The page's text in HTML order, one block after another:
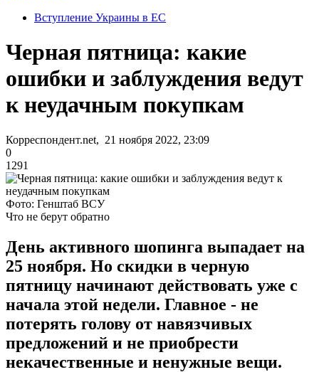
Вступление Украины в ЕС
Черная пятница: какие
ошибки и заблуждения ведут
к неудачным покупкам
Корреспондент.net, 21 ноября 2022, 23:09
0
1291
Фото: Генштаб ВСУ
Что не берут обратно
День активного шопинга выпадает на
25 ноября. Но скидки в черную
пятницу начинают действовать уже с
начала этой недели. Главное - не
потерять голову от навязчивых
предложений и не приобрести
некачественные и ненужные вещи.